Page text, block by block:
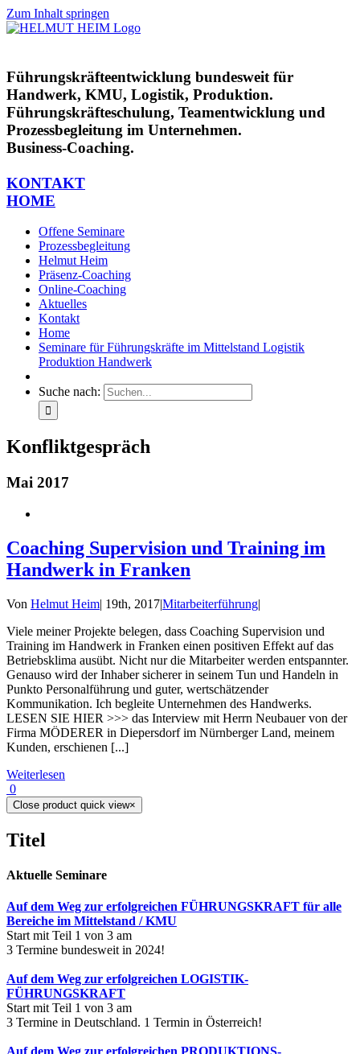
Zum Inhalt springen
Führungskräfteentwicklung bundesweit für
Handwerk, KMU, Logistik, Produktion.
Führungskräfteschulung, Teamentwicklung und
Prozessbegleitung im Unternehmen.
Business-Coaching.
KONTAKT
HOME
Offene Seminare
Prozessbegleitung
Helmut Heim
Präsenz-Coaching
Online-Coaching
Aktuelles
Kontakt
Home
Seminare für Führungskräfte im Mittelstand Logistik
Produktion Handwerk
Suche nach:
Konfliktgespräch
Mai 2017
Coaching Supervision und Training im
Handwerk in Franken
Von Helmut Heim| 19th, 2017|Mitarbeiterführung|
Viele meiner Projekte belegen, dass Coaching Supervision und
Training im Handwerk in Franken einen positiven Effekt auf das
Betriebsklima ausübt. Nicht nur die Mitarbeiter werden entspannter.
Genauso wird der Inhaber sicherer in seinem Tun und Handeln in
Punkto Personalführung und guter, wertschätzender
Kommunikation. Ich begleite Unternehmen des Handwerks.
LESEN SIE HIER >>> das Interview mit Herrn Neubauer von der
Firma MÖDERER in Diepersdorf im Nürnberger Land, meinem
Kunden, erschienen [...]
Weiterlesen
0
Close product quick view×
Titel
Aktuelle Seminare
Auf dem Weg zur erfolgreichen FÜHRUNGSKRAFT für alle
Bereiche im Mittelstand / KMU
Start mit Teil 1 von 3 am
3 Termine bundesweit in 2024!
Auf dem Weg zur erfolgreichen LOGISTIK-
FÜHRUNGSKRAFT
Start mit Teil 1 von 3 am
3 Termine in Deutschland. 1 Termin in Österreich!